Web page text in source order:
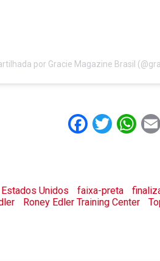
por Gracie Magazine Brasil
Estados Unidos faixa-preta
Roney Edler Training Center